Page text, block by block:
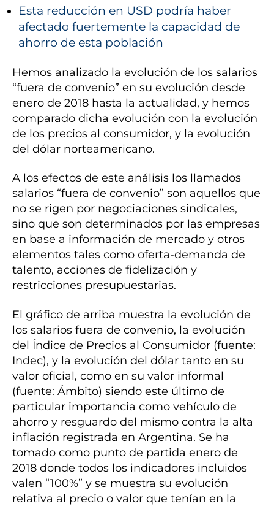
Esta reducción en USD podría haber
afectado fuertemente la capacidad de
ahorro de esta población
Hemos analizado la evolución de los salarios
“fuera de convenio” en su evolución desde
enero de 2018 hasta la actualidad, y hemos
comparado dicha evolución con la evolución
de los precios al consumidor, y la evolución
del dólar norteamericano.
A los efectos de este análisis los llamados
salarios “fuera de convenio” son aquellos que
no se rigen por negociaciones sindicales,
sino que son determinados por las empresas
en base a información de mercado y otros
elementos tales como oferta-demanda de
talento, acciones de fidelización y
restricciones presupuestarias.
El gráfico de arriba muestra la evolución de
los salarios fuera de convenio, la evolución
del Índice de Precios al Consumidor (fuente:
Indec), y la evolución del dólar tanto en su
valor oficial, como en su valor informal
(fuente: Ámbito) siendo este último de
particular importancia como vehículo de
ahorro y resguardo del mismo contra la alta
inflación registrada en Argentina. Se ha
tomado como punto de partida enero de
2018 donde todos los indicadores incluidos
valen “100%” y se muestra su evolución
relativa al precio o valor que tenían en la